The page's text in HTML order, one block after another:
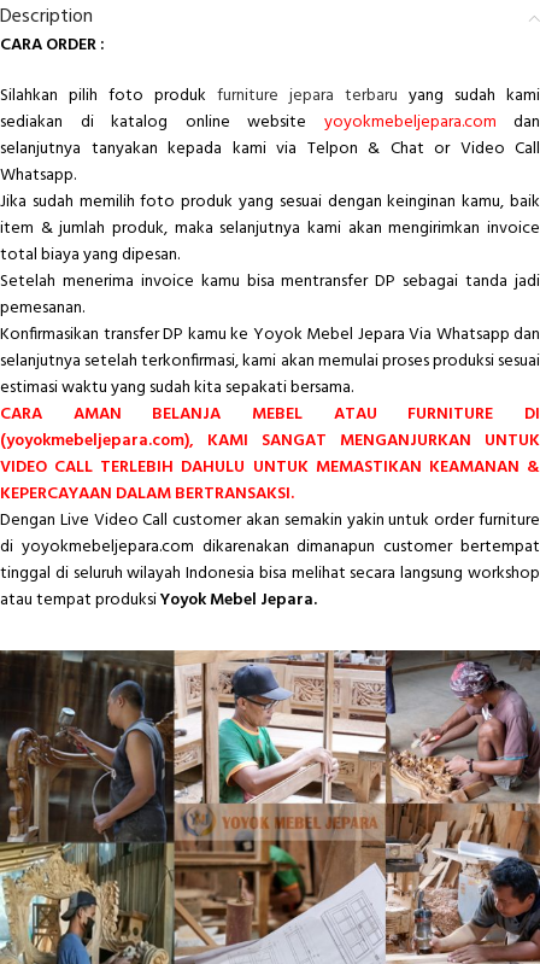
Description
CARA ORDER :
Silahkan pilih foto produk furniture jepara terbaru yang sudah kami
sediakan di katalog online website yoyokmebeljepara.com dan
selanjutnya tanyakan kepada kami via Telpon & Chat or Video Call
Whatsapp.
Jika sudah memilih foto produk yang sesuai dengan keinginan kamu, baik
item & jumlah produk, maka selanjutnya kami akan mengirimkan invoice
total biaya yang dipesan.
Setelah menerima invoice kamu bisa mentransfer DP sebagai tanda jadi
pemesanan.
Konfirmasikan transfer DP kamu ke Yoyok Mebel Jepara Via Whatsapp dan
selanjutnya setelah terkonfirmasi, kami akan memulai proses produksi sesuai
estimasi waktu yang sudah kita sepakati bersama.
CARA AMAN BELANJA MEBEL ATAU FURNITURE DI
(yoyokmebeljepara.com), KAMI SANGAT MENGANJURKAN UNTUK
VIDEO CALL TERLEBIH DAHULU UNTUK MEMASTIKAN KEAMANAN &
KEPERCAYAAN DALAM BERTRANSAKSI.
Dengan Live Video Call customer akan semakin yakin untuk order furniture
di yoyokmebeljepara.com dikarenakan dimanapun customer bertempat
tinggal di seluruh wilayah Indonesia bisa melihat secara langsung workshop
atau tempat produksiYoyok Mebel Jepara.